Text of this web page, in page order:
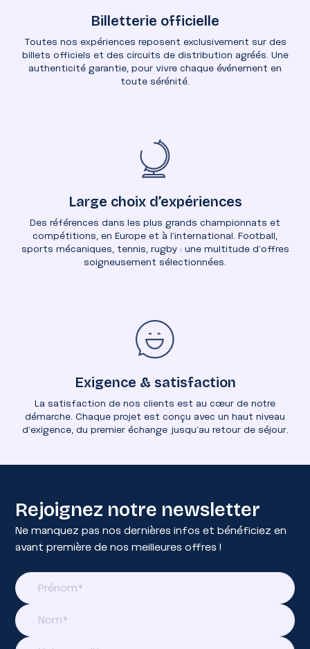
Billetterie officielle
Toutes nos expériences reposent exclusivement sur des
billets officiels et des circuits de distribution agréés. Une
authenticité garantie, pour vivre chaque événement en
toute sérénité.
Large choix d’expériences
Des références dans les plus grands championnats et
compétitions, en Europe et à l’international. Football,
sports mécaniques, tennis, rugby : une multitude d’offres
soigneusement sélectionnées.
Exigence & satisfaction
La satisfaction de nos clients est au cœur de notre
démarche. Chaque projet est conçu avec un haut niveau
d’exigence, du premier échange jusqu’au retour de séjour.
Rejoignez notre newsletter
Ne manquez pas nos dernières infos et bénéficiez en
avant première de nos meilleures offres !